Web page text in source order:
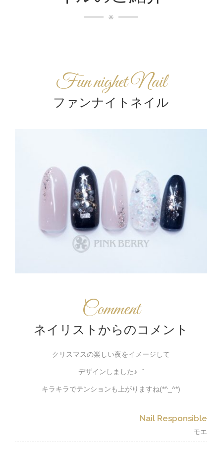
Fun nighet Nail
ファンナイトネイル
Comment
ネイリストからのコメント
クリスマスの楽しい夜をイメージして
デザインしました♪゛
キラキラでテンションも上がりますね(*^_^*)
Nail Responsible
モエ